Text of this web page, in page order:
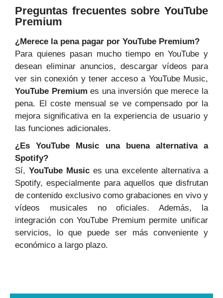
Preguntas frecuentes sobre YouTube
Premium
¿Merece la pena pagar por YouTube Premium?
Para quienes pasan mucho tiempo en YouTube y
desean eliminar anuncios, descargar vídeos para
ver sin conexión y tener acceso a YouTube Music,
YouTube Premium es una inversión que merece la
pena. El coste mensual se ve compensado por la
mejora significativa en la experiencia de usuario y
las funciones adicionales.
¿Es YouTube Music una buena alternativa a
Spotify?
Sí, YouTube Musices una excelente alternativa a
Spotify, especialmente para aquellos que disfrutan
de contenido exclusivo como grabaciones en vivo y
vídeos musicales no oficiales. Además, la
integración con YouTube Premium permite unificar
servicios, lo que puede ser más conveniente y
económico a largo plazo.